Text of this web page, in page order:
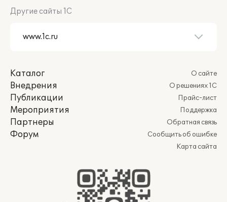
Другие сайты 1С
Каталог
Внедрения
Публикации
Мероприятия
Партнеры
Форум
О сайте
О решениях 1С
Прайс-лист
Поддержка
Обратная связь
Сообщить об ошибке
Карта сайта